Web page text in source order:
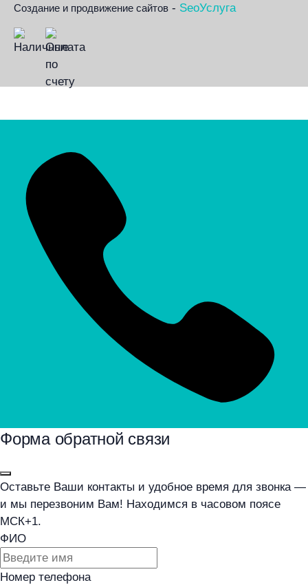
Создание и продвижение сайтов - SeoУслуга
Форма обратной связи
Оставьте Ваши контакты и удобное время для звонка —
и мы перезвоним Вам! Находимся в часовом поясе
МСК+1.
ФИО
Номер телефона